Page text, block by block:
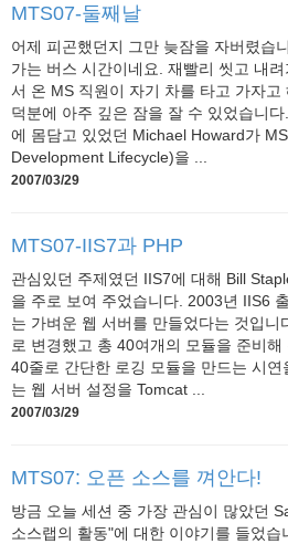
MTS07-둘째날
어제 피곤했던지 그만 늦잠을 자버렸습
가는 버스 시간이네요. 재빨리 씻고 내
서 온 MS 직원이 자기 차를 타고 가자고
덕분에 아주 깊은 잠을 잘 수 있었습니
에 몸담고 있었던 Michael Howard가
Development Lifecycle)을 ...
2007/03/29
MTS07-IIS7과 PHP
관심있던 주제였던 IIS7에 대해 Bill
을 주로 보여 주었습니다. 2003년 IIS6
는 가벼운 웹 서버를 만들었다는 것입니
로 변경했고 총 40여개의 모듈을 준비
40줄로 간단한 로깅 모듈을 만드는 시
는 웹 서버 설정을 Tomcat ...
2007/03/29
MTS07: 오픈 소스를 껴안다!
방금 오늘 세션 중 가장 관심이 많았던
소스랩의 활동"에 대한 이야기를 들었